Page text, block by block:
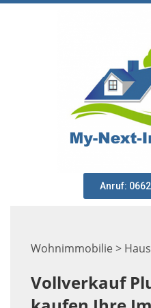
Anruf:
Wohnimmobilie > Haus
Vollverkauf